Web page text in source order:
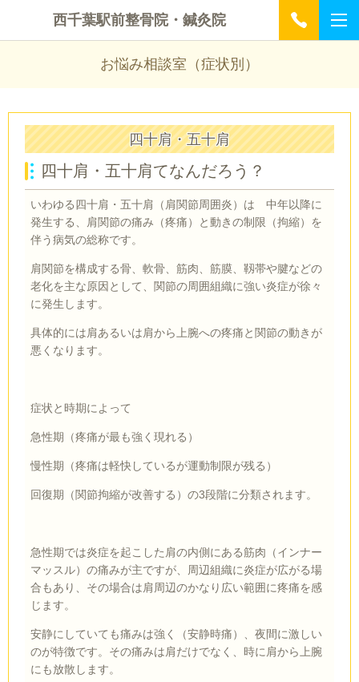
西千葉駅前整骨院・鍼灸院
お悩み相談室（症状別）
四十肩・五十肩
四十肩・五十肩てなんだろう？
いわゆる四十肩・五十肩（肩関節周囲炎）は 中年以降に
発生する、肩関節の痛み（疼痛）と動きの制限（拘縮）を
伴う病気の総称です。
肩関節を構成する骨、軟骨、筋肉、筋膜、靱帯や腱などの
老化を主な原因として、関節の周囲組織に強い炎症が徐々
に発生します。
具体的には肩あるいは肩から上腕への疼痛と関節の動きが
悪くなります。
症状と時期によって
急性期（疼痛が最も強く現れる）
慢性期（疼痛は軽快しているが運動制限が残る）
回復期（関節拘縮が改善する）の3段階に分類されます。
急性期では炎症を起こした肩の内側にある筋肉（インナー
マッスル）の痛みが主ですが、周辺組織に炎症が広がる場
合もあり、その場合は肩周辺のかなり広い範囲に疼痛を感
じます。
安静にしていても痛みは強く（安静時痛）、夜間に激しい
のが特徴です。その痛みは肩だけでなく、時に肩から上腕
にも放散します。